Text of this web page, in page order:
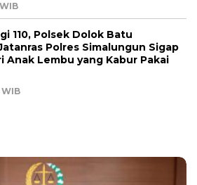
110, Polsek Dolok Batu
Polres Simalungun Sigap
Anak Lembu yang Kabur Pakai